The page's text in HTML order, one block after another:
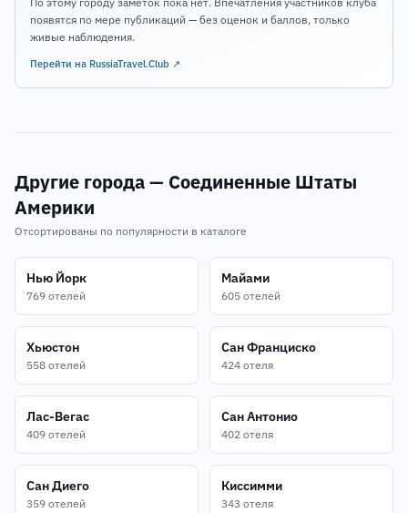
появятся по мере публикаций — без оценок и баллов, только
живые наблюдения.
Перейти на RussiaTravel.Club ↗
Другие города — Соединенные Штаты
Америки
Отсортированы по популярности в каталоге
Нью Йорк
769 отелей
Майами
605 отелей
Хьюстон
558 отелей
Сан Франциско
424 отеля
Лас-Вегас
409 отелей
Сан Антонио
402 отеля
Сан Диего
359 отелей
Киссимми
343 отеля